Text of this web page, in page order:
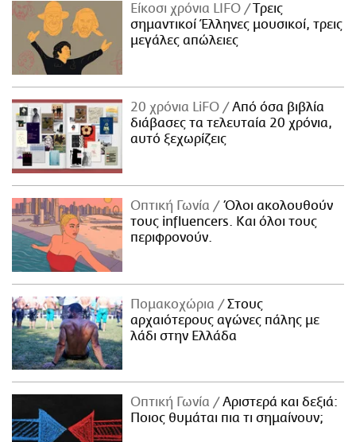
Είκοσι χρόνια LIFO
Tρεις
σημαντικοί Έλληνες μουσικοί, τρεις
μεγάλες απώλειες
20 χρόνια LiFO
Από όσα βιβλία
διάβασες τα τελευταία 20 χρόνια,
αυτό ξεχωρίζεις
Οπτική Γωνία
Όλοι ακολουθούν
τους influencers. Και όλοι τους
περιφρονούν.
Πομακοχώρια
Στους
αρχαιότερους αγώνες πάλης με
λάδι στην Ελλάδα
Οπτική Γωνία
Αριστερά και δεξιά:
Ποιος θυμάται πια τι σημαίνουν;